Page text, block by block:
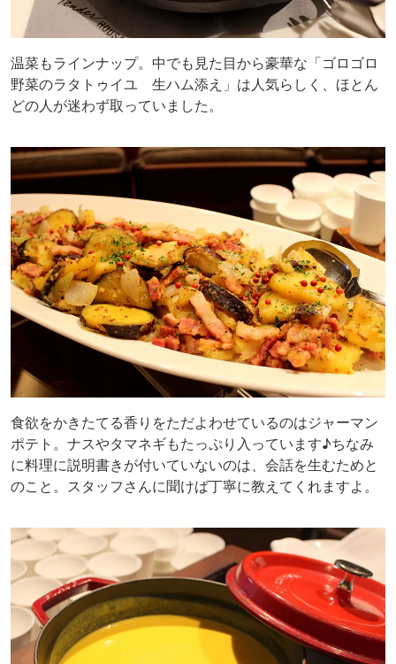
温菜もラインナップ。中でも見た目から豪華な「ゴロゴロ
野菜のラタトゥイユ 生ハム添え」は人気らしく、ほとん
どの人が迷わず取っていました。
食欲をかきたてる香りをただよわせているのはジャーマン
ポテト。ナスやタマネギもたっぷり入っています♪ちなみ
に料理に説明書きが付いていないのは、会話を生むためと
のこと。スタッフさんに聞けば丁寧に教えてくれますよ。